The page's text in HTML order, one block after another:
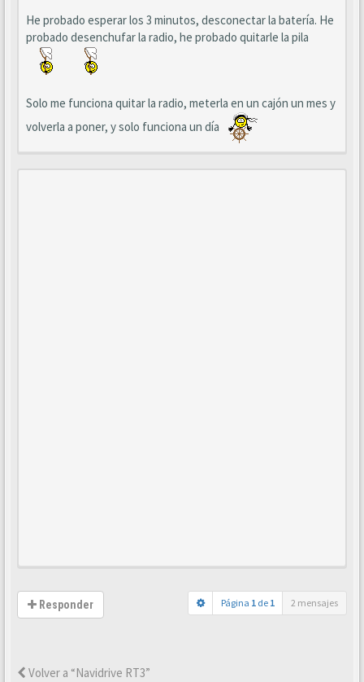
He probado esperar los 3 minutos, desconectar la batería. He
probado desenchufar la radio, he probado quitarle la pila
Solo me funciona quitar la radio, meterla en un cajón un mes y
volverla a poner, y solo funciona un día
Responder Página 1 de 1 2 mensajes
Volver a “Navidrive RT3”